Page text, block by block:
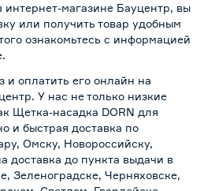
магазине Бауцентр, вы
или получить товар удобным
ознакомьтесь с информацией
.
и оплатить его онлайн на
У нас не только низкие
Щетка-насадка DORN для
и быстрая доставка по
Омску, Новороссийску,
доставка до пункта выдачи в
Зеленоградске, Черняховске,